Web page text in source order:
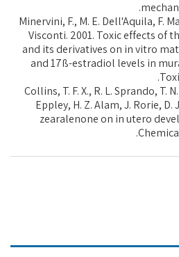
9) Minervini, F., M. E. Dell'Aquila, F.
Visconti. 2001. Toxic effects of
and its derivatives on in vitro
and 17ß-estradiol levels in
10) Collins, T. F. X., R. L. Sprando,
Eppley, H. Z. Alam, J. Rorie,
zearalenone on in utero